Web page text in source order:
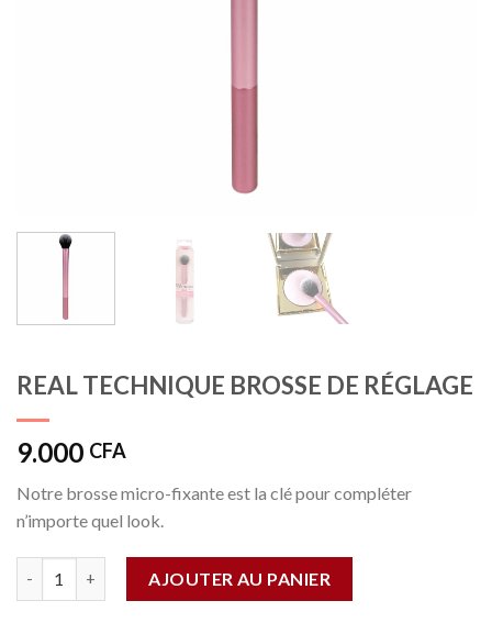
REAL TECHNIQUE BROSSE DE RÉGLAGE
9.000 CFA
Notre brosse micro-fixante est la clé pour compléter
n’importe quel look.
AJOUTER AU PANIER